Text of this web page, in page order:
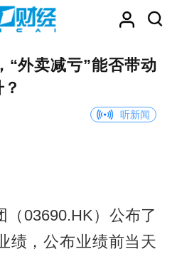
“外卖减亏”能否带动
听新闻
（03690.HK）公布了
绩，公布业绩前当天